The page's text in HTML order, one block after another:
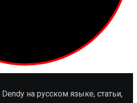
на русском языке, статьи,